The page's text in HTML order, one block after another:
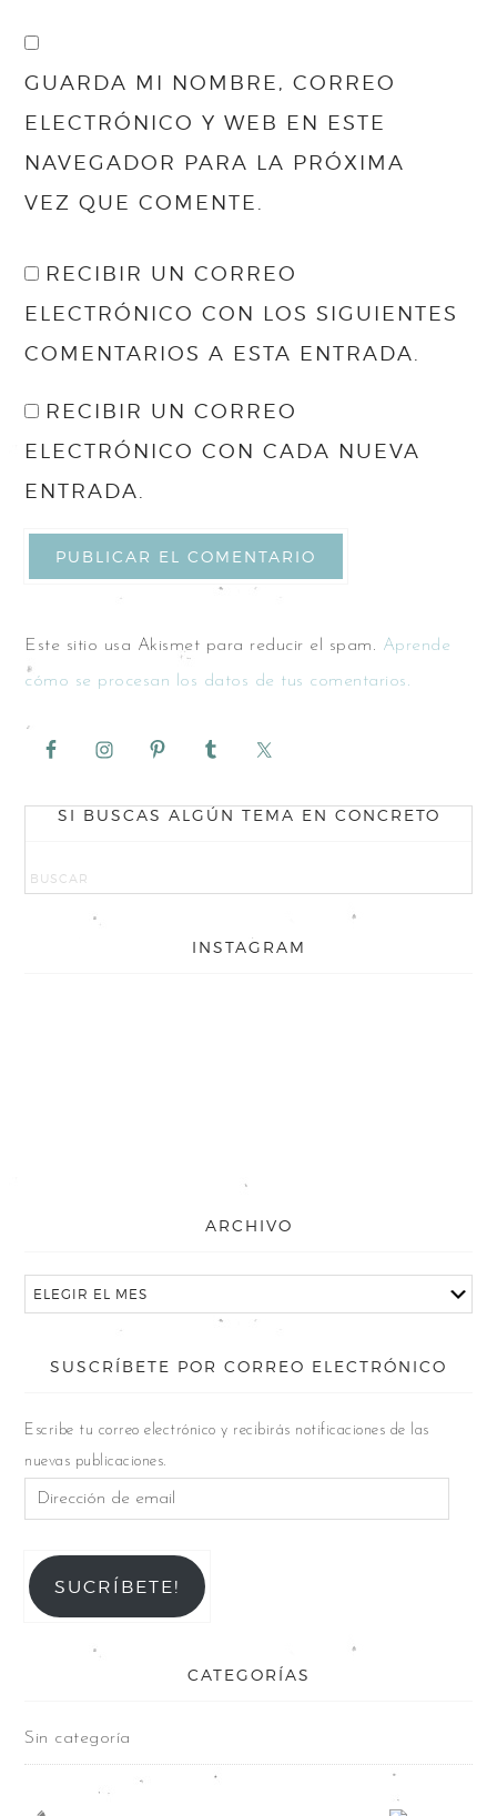
GUARDA MI NOMBRE, CORREO
ELECTRÓNICO Y WEB EN ESTE
NAVEGADOR PARA LA PRÓXIMA
VEZ QUE COMENTE.
RECIBIR UN CORREO
ELECTRÓNICO CON LOS SIGUIENTES
COMENTARIOS A ESTA ENTRADA.
RECIBIR UN CORREO
ELECTRÓNICO CON CADA NUEVA
ENTRADA.
Este sitio usa Akismet para reducir el spam. Aprende
cómo se procesan los datos de tus comentarios.
SI BUSCAS ALGÚN TEMA EN CONCRETO
INSTAGRAM
ARCHIVO
SUSCRÍBETE POR CORREO ELECTRÓNICO
Escribe tu correo electrónico y recibirás notificaciones de las
nuevas publicaciones.
SUCRÍBETE!
CATEGORÍAS
Sin categoría